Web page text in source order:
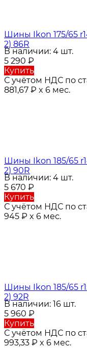
Шины Ikon 175/65
2) 86R
В наличии: 4 шт.
5 290 ₽
Купить
С учётом НДС по
881,67 ₽ x 6 мес.
Шины Ikon 185/65
2) 90R
В наличии: 4 шт.
5 670 ₽
Купить
С учётом НДС по
945 ₽ x 6 мес.
Шины Ikon 185/65
2) 92R
В наличии: 16 шт.
5 960 ₽
Купить
С учётом НДС по
993,33 ₽ x 6 мес.